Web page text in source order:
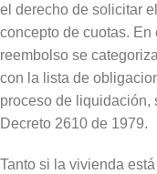
el derecho de solicitar
concepto de cuotas.
reembolso se
con la lista de
proceso de liquidación,
Decreto 2610 de 1979.
Tanto si la vivienda